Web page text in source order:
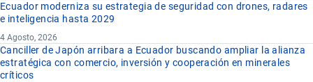
Ecuador moderniza su estrategia de seguridad con drones, radares
e inteligencia hasta 2029
4 Agosto, 2026
Canciller de Japón arribara a Ecuador buscando ampliar la alianza
estratégica con comercio, inversión y cooperación en minerales
críticos